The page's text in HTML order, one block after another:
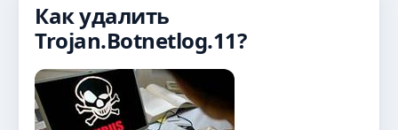
Как удалить
Trojan.Botnetlog.11?